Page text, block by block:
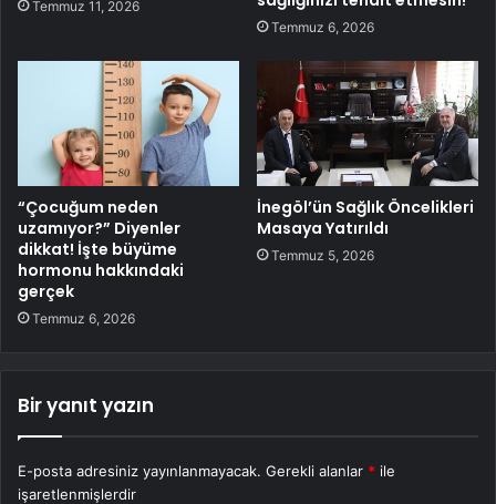
Temmuz 11, 2026
Temmuz 6, 2026
“Çocuğum neden
uzamıyor?” Diyenler
dikkat! İşte büyüme
hormonu hakkındaki
gerçek
Temmuz 6, 2026
İnegöl’ün Sağlık Öncelikleri
Masaya Yatırıldı
Temmuz 5, 2026
Bir yanıt yazın
E-posta adresiniz yayınlanmayacak. Gerekli alanlar * ile
işaretlenmişlerdir